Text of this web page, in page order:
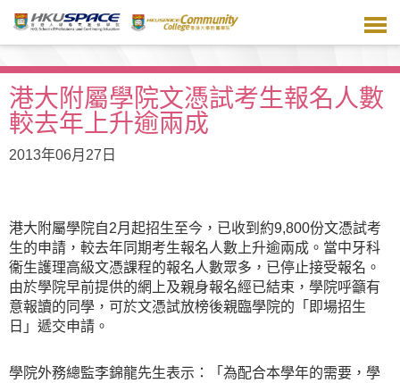
主
容港大附屬學院文憑試考生報名人數
較去年上升逾兩成
2013年06月27日
港大附屬學院自2月起招生至今，已收到約9,800份文憑試考
生的申請，較去年同期考生報名人數上升逾兩成。當中牙科
衞生護理高級文憑課程的報名人數眾多，已停止接受報名。
由於學院早前提供的網上及親身報名經已結束，學院呼籲有
意報讀的同學，可於文憑試放榜後親臨學院的「即場招生
日」遞交申請。
學院外務總監李錦龍先生表示：「為配合本學年的需要，學